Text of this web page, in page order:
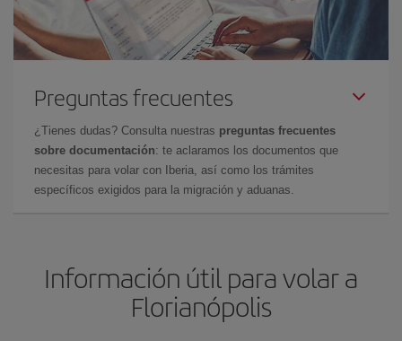
Preguntas frecuentes
¿Tienes dudas? Consulta nuestras preguntas frecuentes
sobre documentación: te aclaramos los documentos que
necesitas para volar con Iberia, así como los trámites
específicos exigidos para la migración y aduanas.
Información útil para volar a
Florianópolis